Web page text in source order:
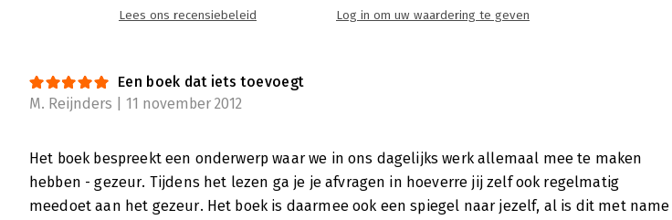
Lees ons recensiebeleid Log in om uw waardering te geven
Een boek dat iets toevoegt
M. Reijnders | 11 november 2012
Het boek bespreekt een onderwerp waar we in ons dagelijks werk allemaal mee te maken
hebben - gezeur. Tijdens het lezen ga je je afvragen in hoeverre jij zelf ook regelmatig
meedoet aan het gezeur. Het boek is daarmee ook een spiegel naar jezelf, al is dit met name